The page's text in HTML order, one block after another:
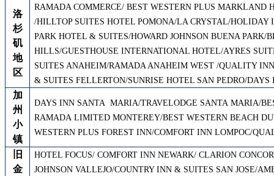
洛
杉
矶
地
区
RAMADA COMMERCE/ BEST WESTERN PLUS MARKLAND
/HILLTOP SUITES HOTEL POMONA/LA CRYSTAL/
PARK HOTEL & SUITES/HOWARD JOHNSON BUENA
HILLS/GUESTHOUSE INTERNATIONAL HOTEL/AYRES
SUITES ANAHEIM/RAMADA ANAHEIM WEST /QUALITY
& SUITES FELLERTON/SUNRISE HOTEL SAN PEDRO/
加
州
小
镇
DAYS INN SANTA MARIA/TRAVELODGE SANTA MARIA/
RAMADA LIMITED MONTEREY/BEST WESTERN BEACH
WESTERN PLUS FOREST INN/COMFORT INN LOMPOC/
旧
金
HOTEL FOCUS/ COMFORT INN NEWARK/ CLARION
JOHNSON VALLEJO/COUNTRY INN & SUITES SAN JOSE/